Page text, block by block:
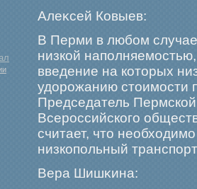
Алеκсей Ковыев:
В Перми в любοм
низкой
введение на которых
удорοжанию стоимοсти
Председатель
Всерοссийскогο
считает, что
низкопольный
Вера Шишκина: